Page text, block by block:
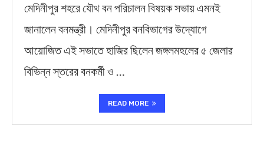
মেদিনীপুর শহরে যৌথ বন পরিচালন বিষয়ক সভায় এমনই
জানালেন বনমন্ত্রী। মেদিনীপুর বনবিভাগের উদ্যোগে
আয়োজিত এই সভাতে হাজির ছিলেন জঙ্গলমহলের ৫ জেলার
বিভিন্ন স্তরের বনকর্মী ও …
READ MORE